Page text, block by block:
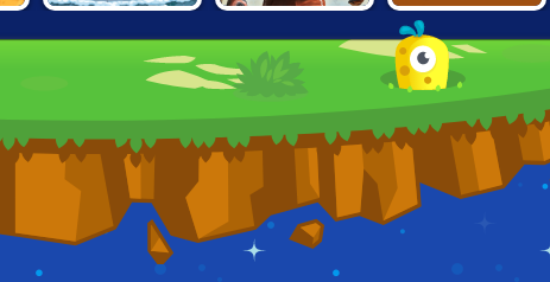
WINTER EDITION
JAPAN
HAPPY WHEELS:
RACING MOVIE
CARS